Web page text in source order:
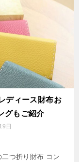
ディース財布お
グもご紹介
日
つ折り財布 コン